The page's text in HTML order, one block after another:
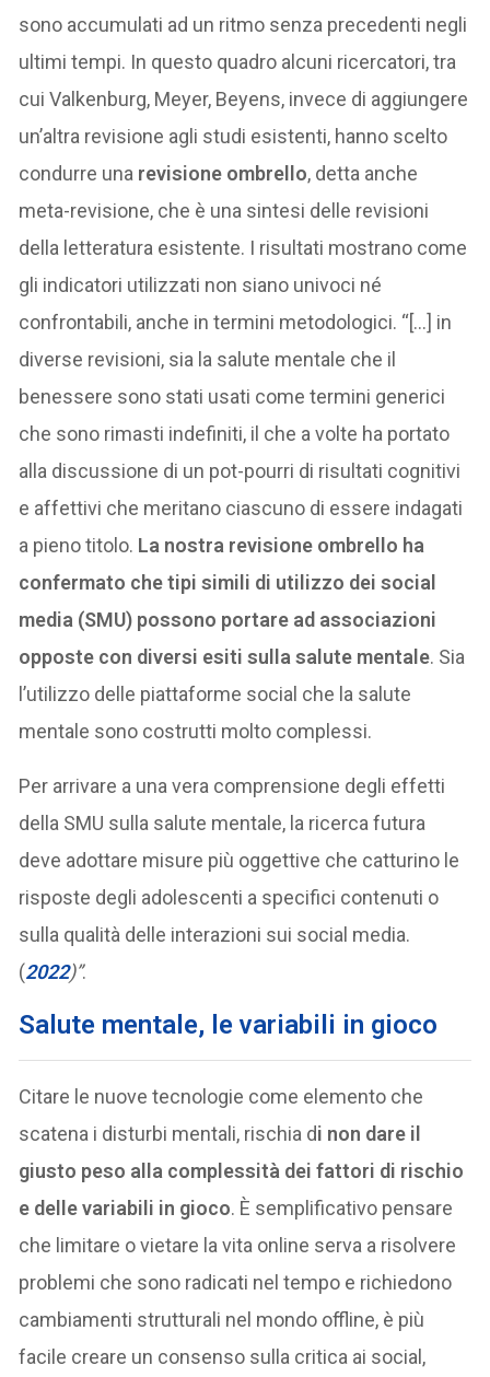
sono accumulati ad un ritmo senza precedenti negli
ultimi tempi. In questo quadro alcuni ricercatori, tra
cui Valkenburg, Meyer, Beyens, invece di aggiungere
un’altra revisione agli studi esistenti, hanno scelto
condurre una revisione ombrello, detta anche
meta-revisione, che è una sintesi delle revisioni
della letteratura esistente. I risultati mostrano come
gli indicatori utilizzati non siano univoci né
confrontabili, anche in termini metodologici. “[…] in
diverse revisioni, sia la salute mentale che il
benessere sono stati usati come termini generici
che sono rimasti indefiniti, il che a volte ha portato
alla discussione di un pot-pourri di risultati cognitivi
e affettivi che meritano ciascuno di essere indagati
a pieno titolo. La nostra revisione ombrello ha
confermato che tipi simili di utilizzo dei social
media (SMU) possono portare ad associazioni
opposte con diversi esiti sulla salute mentale. Sia
l’utilizzo delle piattaforme social che la salute
mentale sono costrutti molto complessi.
Per arrivare a una vera comprensione degli effetti
della SMU sulla salute mentale, la ricerca futura
deve adottare misure più oggettive che catturino le
risposte degli adolescenti a specifici contenuti o
sulla qualità delle interazioni sui social media.
(2022)”.
Salute mentale, le variabili in gioco
Citare le nuove tecnologie come elemento che
scatena i disturbi mentali, rischia di non dare il
giusto peso alla complessità dei fattori di rischio
e delle variabili in gioco. È semplificativo pensare
che limitare o vietare la vita online serva a risolvere
problemi che sono radicati nel tempo e richiedono
cambiamenti strutturali nel mondo offline, è più
facile creare un consenso sulla critica ai social,